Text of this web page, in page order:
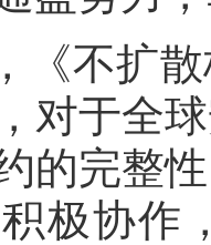
《不扩
对于全
的完整
极协作